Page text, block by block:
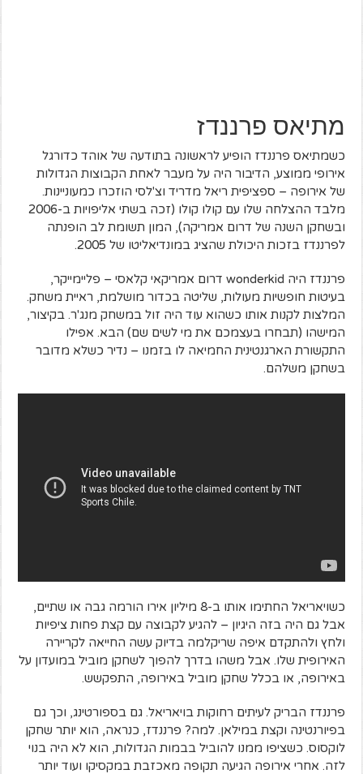
מתיאס פרננדז
כשמתיאס פרננדז הופיע לראשונה בתודעה של אוהד כדורגל
אירופי ממוצע, הדיבור היה על מעבר לאחת הקבוצות הגדולות
של אירופה – ספציפית ריאל מדריד וצ'לסי הוזכרו כמעוניינות.
מלבד ההצלחה שלו עם קולו קולו (זכה בשתי אליפויות ב-2006
ובשחקן השנה של דרום אמריקה), המון תשומת לב הופנתה
לפרננדז בזכות היכולת שהציג במונדיאליטו של 2005.
פרננדז היה wonderkid דרום אמריקאי קלאסי – פליימייקר,
בעיטות חופשיות מעולות, שליטה בכדור מושלמת, ראיית משחק.
המלצות לקנות אותו כשהוא עוד היה זול במשחק מנג'ר. בקיצור,
המישהו (תבחרו בעצמכם את מי לשים שם) הבא. אפילו
התקשורת הארגנטינית החמיאה לו בזמנו – נדיר כשלא מדובר
בשחקן משלהם.
כשויאריאל החתימו אותו ב-8 מיליון אירו הורמה גבה או שתיים,
אבל גם היה בזה היגיון – להגיע לקבוצה עם קצת פחות ציפיות
ולחץ ולהתקדם איפה שריקלמה בדיוק עשה החייאה לקריירה
האירופית שלו. אבל משהו בדרך להפוך לשחקן מוביל במועדון על
באירופה, או בכלל שחקן מוביל באירופה, התפקשש.
פרננדז הבריק לעיתים רחוקות בויאריאל. גם בספורטינג, וכך גם
בפיורנטינה וקצת במילאן. למה? פרננדז, כנראה, הוא יותר שחקן
לוקסוס. כשציפו ממנו להוביל בבמות הגדולות, הוא לא היה בנוי
לזה. אחרי אירופה הגיעה תקופה מאכזבת במקסיקו ועוד יותר